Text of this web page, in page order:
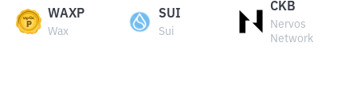
WAXP
Wax
SUI
Sui
CKB
Nervos
Network